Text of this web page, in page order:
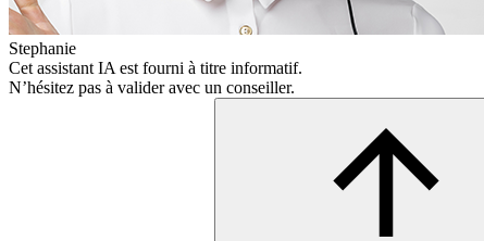
Stephanie
Cet assistant IA est fourni à titre informatif.
N’hésitez pas à valider avec un conseiller.